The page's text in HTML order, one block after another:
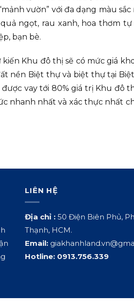
vườn” với đa dạng màu
ngọt, rau xanh, hoa thơm
bạn bè.
Khu đô thị sẽ có mức giá
nền Biệt thự và biệt thự tại
vay tới 80% giá trị Khu đô
nhanh nhất và xác thực nhất
LIÊN HỆ
Địa chỉ : 50 Điện Biên Phủ,
Thạnh, HCM.
Email:
Hotline: 0913.756.339